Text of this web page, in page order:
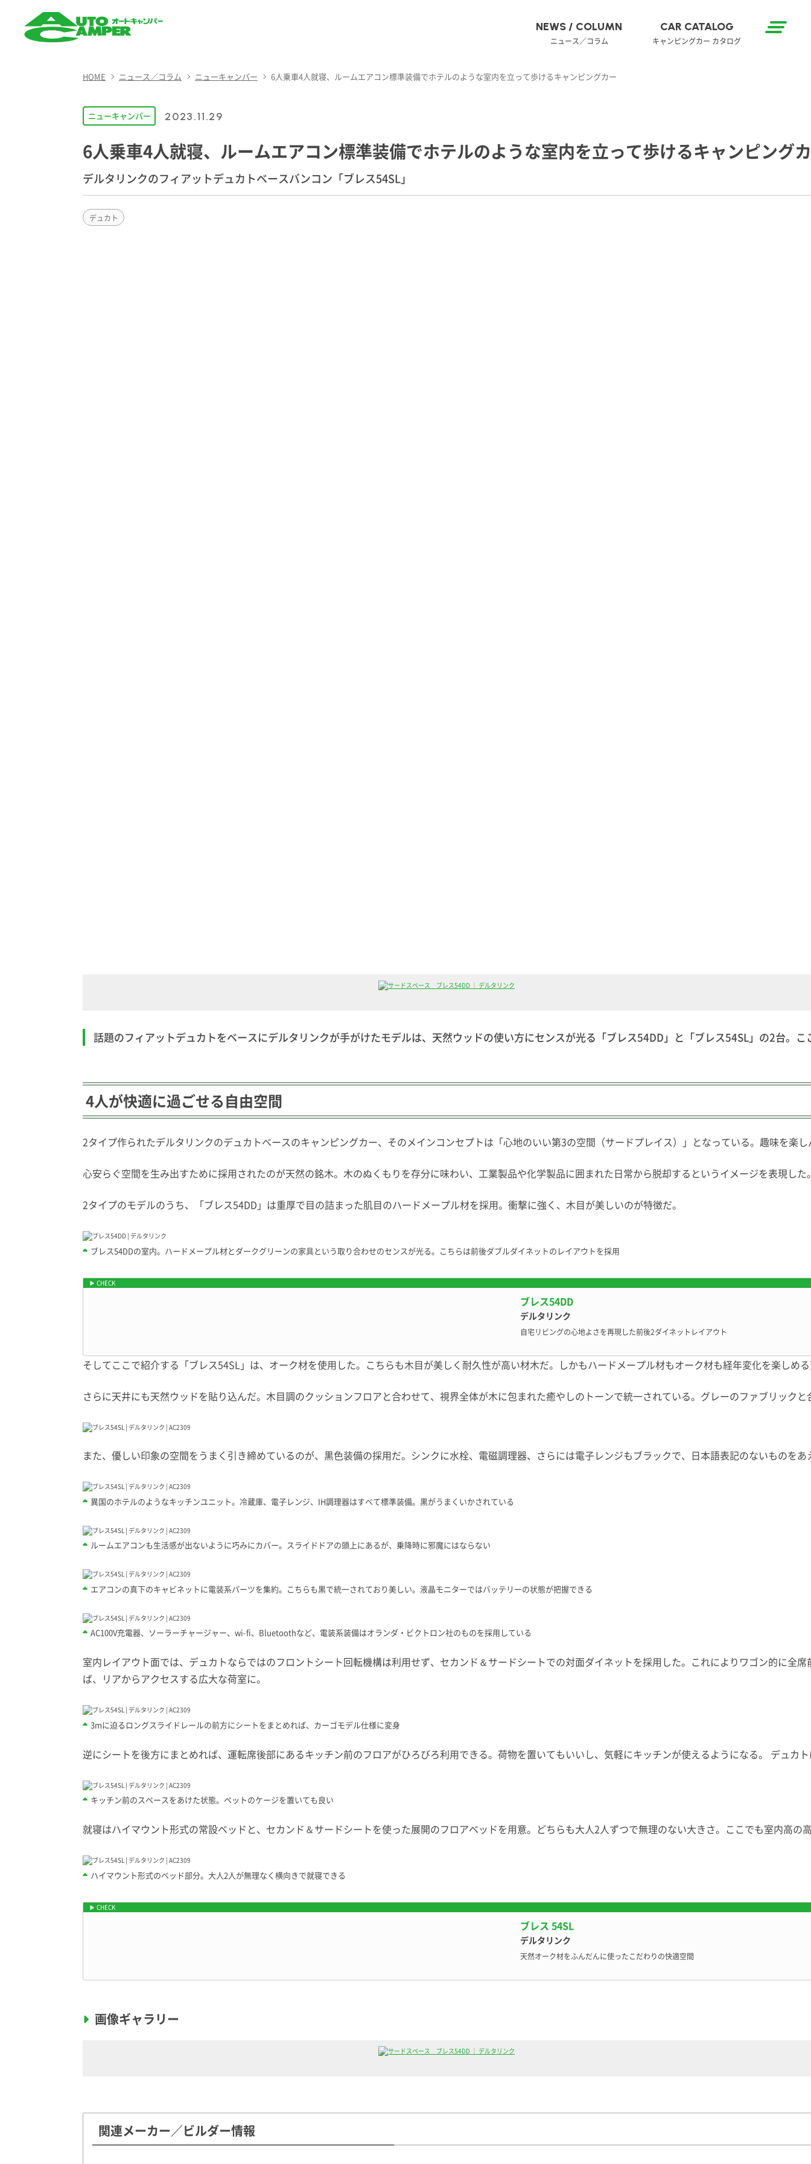
キャンパー）
NEWS / COLUMN
ニュース／コラム
CAR CATALOG
キャンピングカー カタログ
HOME ニュース／コラム ニューキャンパー 6人乗車4人就寝、ルームエアコン標準装備でホテルのような室内を立って歩けるキャンピングカー
ニューキャンパー 2023.11.29
6人乗車4人就寝、ルームエアコン標準装備でホテルのような室内を立って歩けるキャンピング
デルタリンクのフィアットデュカトベースバンコン「ブレス54SL」
デュカト
話題のフィアットデュカトをベースにデルタリンクが手がけたモデルは、天然ウッドの使い方にセンスが光る「ブレス54DD」と「ブレス54SL」の2台。
4人が快適に過ごせる自由空間
2タイプ作られたデルタリンクのデュカトベースのキャンピングカー、そのメインコンセプトは「心地のいい第3の空間（サードプレイス）」となっている。趣味を
心安らぐ空間を生み出すために採用されたのが天然の銘木。木のぬくもりを存分に味わい、工業製品や化学製品に囲まれた日常から脱却するというイメージを表現した
2タイプのモデルのうち、「ブレス54DD」は重厚で目の詰まった肌目のハードメープル材を採用。衝撃に強く、木目が美しいのが特徴だ。
ブレス54DDの室内。ハードメープル材とダークグリーンの家具という取り合わせのセンスが光る。こちらは前後ダブルダイネットのレイアウトを採用
ブレス54DDの車両価格やスペックはキャンピングカーカタログへ
ブレス54DD
デルタリンク
自宅リビングの心地よさを再現した前後2ダイネットレイアウト
そしてここで紹介する「ブレス54SL」は、オーク材を使用した。こちらも木目が美しく耐久性が高い材木だ。しかもハードメープル材もオーク材も経年変化を楽しめ
さらに天井にも天然ウッドを貼り込んだ。木目調のクッションフロアと合わせて、視界全体が木に包まれた癒やしのトーンで統一されている。グレーのファブリック
また、優しい印象の空間をうまく引き締めているのが、黒色装備の採用だ。シンクに水栓、電磁調理器、さらには電子レンジもブラックで、日本語表記のないものを
異国のホテルのようなキッチンユニット。冷蔵庫、電子レンジ、IH調理器はすべて標準装備。黒がうまくいかされている
ルームエアコンも生活感が出ないように巧みにカバー。スライドドアの頭上にあるが、乗降時に邪魔にはならない
エアコンの真下のキャビネットに電装系パーツを集約。こちらも黒で統一されており美しい。液晶モニターではバッテリーの状態が把握できる
AC100V充電器、ソーラーチャージャー、wi-fi、Bluetoothなど、電装系装備はオランダ・ビクトロン社のものを採用している
室内レイアウト面では、デュカトならではのフロントシート回転機構は利用せず、セカンド＆サードシートでの対面ダイネットを採用した。これによりワゴン的に
ば、リアからアクセスする広大な荷室に。
3mに迫るロングスライドレールの前方にシートをまとめれば、カーゴモデル仕様に変身
逆にシートを後方にまとめれば、運転席後部にあるキッチン前のフロアがひろびろ利用できる。荷物を置いてもいいし、気軽にキッチンが使えるようになる。 デュ
キッチン前のスペースをあけた状態。ペットのケージを置いても良い
就寝はハイマウント形式の常設ベッドと、セカンド＆サードシートを使った展開のフロアベッドを用意。どちらも大人2人ずつで無理のない大きさ。ここでも室内高
ハイマウント形式のベッド部分。大人2人が無理なく横向きで就寝できる
ブレス54SLの車両価格やスペックはキャンピングカーカタログへ
ブレス 54SL
デルタリンク
天然オーク材をふんだんに使ったこだわりの快適空間
画像ギャラリー
関連メーカー／ビルダー情報